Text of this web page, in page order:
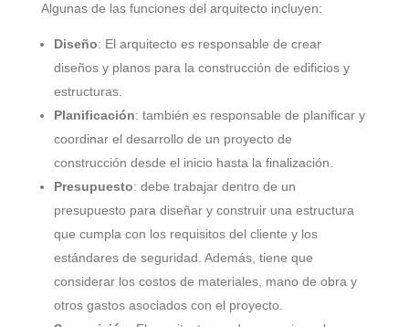
Algunas de las funciones del arquitecto incluyen:
Diseño: El arquitecto es responsable de crear
diseños y planos para la construcción de edificios y
estructuras.
Planificación: también es responsable de planificar y
coordinar el desarrollo de un proyecto de
construcción desde el inicio hasta la finalización.
Presupuesto: debe trabajar dentro de un
presupuesto para diseñar y construir una estructura
que cumpla con los requisitos del cliente y los
estándares de seguridad. Además, tiene que
considerar los costos de materiales, mano de obra y
otros gastos asociados con el proyecto.